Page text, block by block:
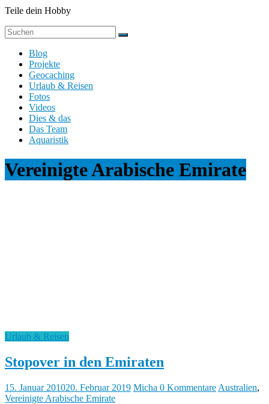
Teile dein Hobby
Blog
Projekte
Geocaching
Urlaub & Reisen
Fotos
Videos
Dies & das
Das Team
Aquaristik
Vereinigte Arabische Emirate
Urlaub & Reisen
Stopover in den Emiraten
15. Januar 201020. Februar 2019 Micha 0 Kommentare Australien,
Vereinigte Arabische Emirate